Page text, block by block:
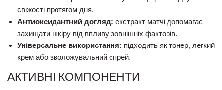
свіжості протягом дня.
Антиоксидантний догляд: екстракт матчі допомагає
захищати шкіру від впливу зовнішніх факторів.
Універсальне використання: підходить як тонер, легкий
крем або зволожувальний спрей.
АКТИВНІ КОМПОНЕНТИ